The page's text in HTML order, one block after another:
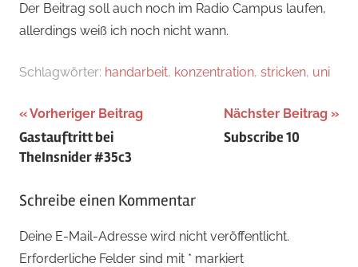
Der Beitrag soll auch noch im Radio Campus laufen,
allerdings weiß ich noch nicht wann.
Schlagwörter: handarbeit, konzentration, stricken, uni
Beitragsnavigation
Vorheriger Beitrag
Gastauftritt bei
TheInsnider #35c3
Nächster Beitrag
Subscribe 10
Schreibe einen Kommentar
Deine E-Mail-Adresse wird nicht veröffentlicht.
Erforderliche Felder sind mit * markiert